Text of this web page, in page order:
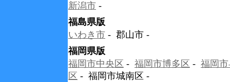
新潟市 -
福島県版
いわき市 - 郡山市 -
福岡県版
福岡市中央区 - 福岡市博多区 - 福岡
区 - 福岡市城南区 -